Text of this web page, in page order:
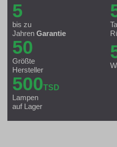
5
bis zu
Jahren Garantie
50
Größte
Hersteller
500TSD
Lampen
auf Lager